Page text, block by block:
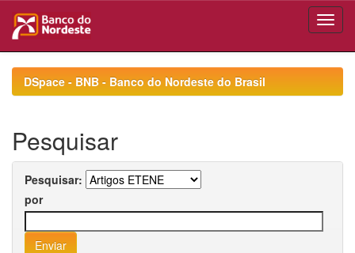
navigationDSpace - BNB - Banco do Nordeste do Brasil
Pesquisar
Pesquisar:
por